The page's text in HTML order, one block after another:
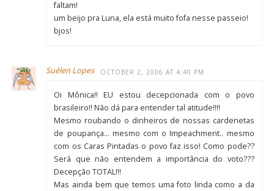
faltam!
um beijo pra Luna, ela está muito fofa nesse passeio!
bjos!
Suélen Lopes OCTOBER 2, 2006 AT 4:40 PM
Oi Mônica!! EU estou decepcionada com o povo
brasileiro!! Não dá para entender tal atitude!!!!
Mesmo roubando o dinheiros de nossas cardenetas
de poupança… mesmo com o Impeachment.. mesmo
com os Caras Pintadas o povo faz isso! Como pode??
Será que não entendem a importância do voto???
Decepção TOTAL!!!
Mas ainda bem que temos uma foto linda como a da